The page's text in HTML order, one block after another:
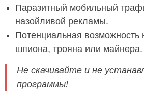
Паразитный мобильный
назойливой рекламы.
Потенциальная возможность
шпиона, трояна или майнера.
Не скачивайте и не
программы!